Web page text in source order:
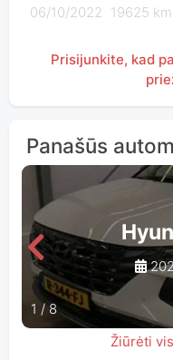
06/10/2022 19625 km
Prisijunkite, kad
Panašūs
1 /8
Žiūrėti